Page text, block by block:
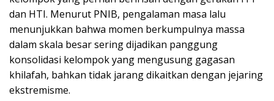
dan HTI. Menurut PNIB, pengalaman masa lalu
menunjukkan bahwa momen berkumpulnya massa
dalam skala besar sering dijadikan panggung
konsolidasi kelompok yang mengusung gagasan
khilafah, bahkan tidak jarang dikaitkan dengan jejaring
ekstremisme.